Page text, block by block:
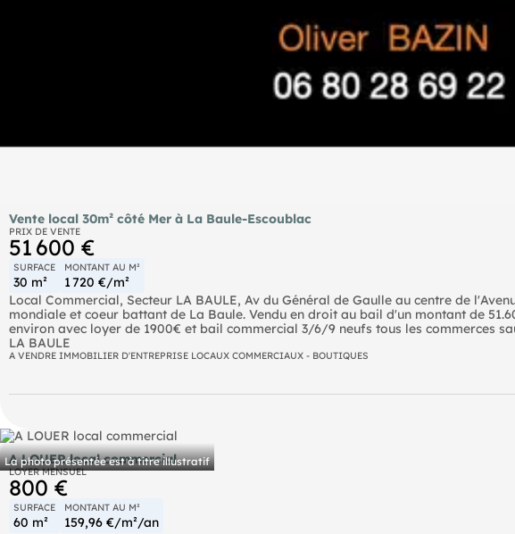
Vente local 30m² côté Mer à La Baule-Escoublac
PRIX DE VENTE
51 600 €
SURFACE
30 m²
MONTANT AU M²
1 720 €/m²
Local Commercial, Secteur LA BAULE, Av du Général de Gaulle au centre de
mondiale et coeur battant de La Baule. Vendu en droit au bail d'un montant de
environ avec loyer de 1900€ et bail commercial 3/6/9 neufs tous les commerces
LA BAULE
A VENDRE IMMOBILIER D'ENTREPRISE LOCAUX COMMERCIAUX - BOUTIQUES
La photo présentée est à titre illustratif
A LOUER local commercial
LOYER MENSUEL
800 €
SURFACE
60 m²
MONTANT AU M²
159,96 €/m²/an